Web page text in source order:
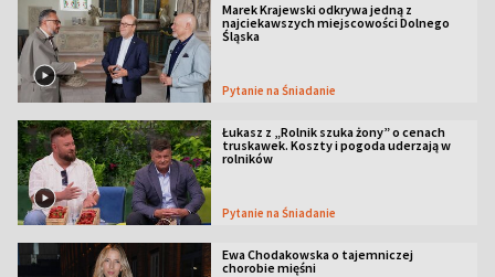
Marek Krajewski odkrywa jedną z
najciekawszych miejscowości Dolnego
Śląska
Pytanie na Śniadanie
Łukasz z „Rolnik szuka żony” o cenach
truskawek. Koszty i pogoda uderzają w
rolników
Pytanie na Śniadanie
Ewa Chodakowska o tajemniczej
chorobie mięśni